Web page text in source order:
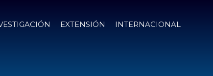
EXTENSIÓN INTERNACIONAL